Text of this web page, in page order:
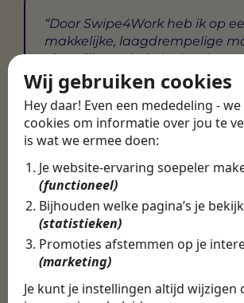
Wij gebruiken cookies
Hey daar! Even een mededeling -
cookies om informatie over jou te
is wat we ermee doen:
Je website-ervaring soepeler
(functioneel)
Bijhouden welke pagina’s je
(statistieken)
Promoties afstemmen op je
(marketing)
Je kunt je instellingen altijd wijzigen
Door Swipe4Work heb ik op
makkelijke, laagdrempelige
eigenlijk een hele leuke
gevonden. Met heel veel
uitdagingen!
Martijn